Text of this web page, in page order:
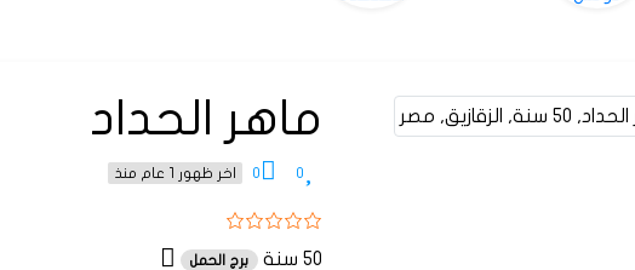
ماهر الحداد
0
0 اخر ظهور 1 عام منذ
50 سنة برج الحمل